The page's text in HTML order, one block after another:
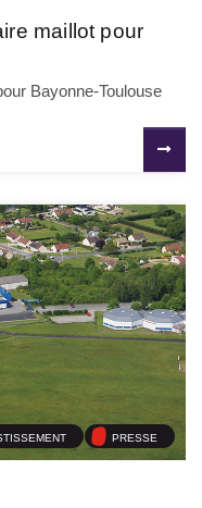
maillot pour
Bayonne-Toulouse
PRESSE